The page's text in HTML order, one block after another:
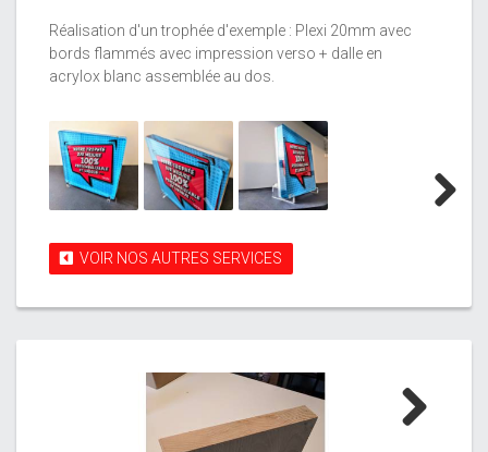
Réalisation d'un trophée d'exemple : Plexi 20mm avec
bords flammés avec impression verso + dalle en
acrylox blanc assemblée au dos.
VOIR NOS AUTRES SERVICES